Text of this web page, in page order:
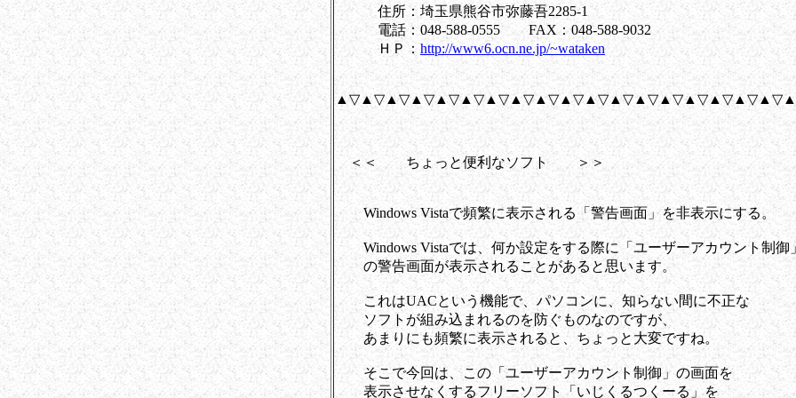
住所：埼玉県熊谷市弥藤吾2285-1
電話：048-588-0555 FAX：048-588-9032
ＨＰ：http://www6.ocn.ne.jp/~wataken
▲▽▲▽▲▽▲▽▲▽▲▽▲▽▲▽▲▽▲▽▲▽▲▽▲▽▲▽▲▽▲▽▲▽▲▽▲
＜＜ ちょっと便利なソフト ＞＞
Windows Vistaで頻繁に表示される「警告画面」を非表示にする。
Windows Vistaでは、何か設定をする際に「ユーザーアカウント制御
の警告画面が表示されることがあると思います。
これはUACという機能で、パソコンに、知らない間に不正な
ソフトが組み込まれるのを防ぐものなのですが、
あまりにも頻繁に表示されると、ちょっと大変ですね。
そこで今回は、この「ユーザーアカウント制御」の画面を
表示させなくするフリーソフト「いじくるつくーる」を